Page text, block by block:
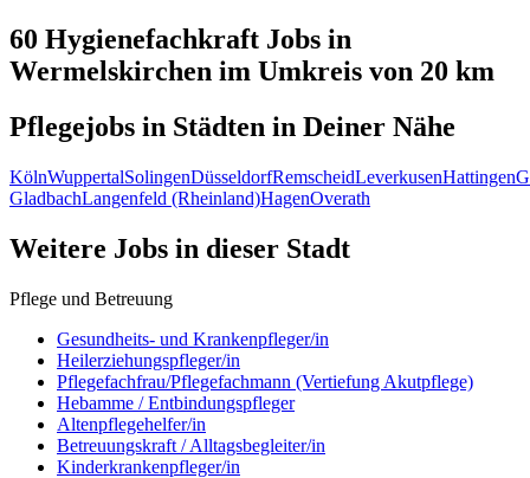
60 Hygienefachkraft Jobs in
Wermelskirchen im Umkreis von 20 km
Pflegejobs in Städten in Deiner Nähe
KölnWuppertalSolingenDüsseldorfRemscheidLeverkusenHattingen
GladbachLangenfeld (Rheinland)HagenOverath
Weitere Jobs in dieser Stadt
Pflege und Betreuung
Gesundheits- und Krankenpfleger/in
Heilerziehungspfleger/in
Pflegefachfrau/Pflegefachmann (Vertiefung Akutpflege)
Hebamme / Entbindungspfleger
Altenpflegehelfer/in
Betreuungskraft / Alltagsbegleiter/in
Kinderkrankenpfleger/in